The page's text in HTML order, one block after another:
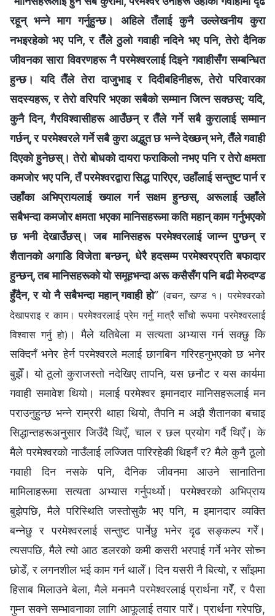
रहून् भन्ने माग गर्नुहुन्छ। अहिले तँलाई कुनै उल्लेखनीय कुरा
नभइरहेको भए पनि, र तैँले ठुलो गवाही नदिने भए पनि, तेरो दैनिक
जीवनका सारा विवरणहरू नै परमेश्‍वरलाई दिइने गवाहीसँग सम्बन्धित
हुन्छ। यदि तैँले तेरा दाजुभाइ र दिदीबहिनीहरू, तेरो परिवारका
सदस्यहरू, र तेरो वरिपरि भएका सबैको सम्मान जित्न सक्छस्; यदि,
कुनै दिन, गैरविश्‍वासीहरू आउँछन् र तैँले गर्ने सबै कुरालाई सम्मान
गर्छन्, र परमेश्‍वरले गर्ने सबै कुरा अद्भुत छ भन्‍ने देख्छन् भने, तैँले गवाही
दिएको हुनेछस्। तेरो बोधको दायरा फराकिलो नभए पनि र तेरो क्षमता
कमजोर भए पनि, तँ परमेश्‍वरद्वारा सिद्ध पारिएर, उहाँलाई सन्तुष्ट पार्न र
उहाँका अभिप्रायलाई ख्याल गर्न सक्षम हुन्छस्, अरूलाई उहाँले
सबैभन्दा कमजोर क्षमता भएका मानिसहरूमा कति महान् काम गर्नुभएको
छ भनी देखाउँछस्। जब मानिसहरू परमेश्‍वरलाई जान्न पुग्छन् र
शैतानको अगाडि विजेता बन्छन्, धेरै हदसम्म परमेश्‍वरप्रति बफादार
हुन्छन्, तब मानिसहरूको यो समूहभन्दा अरू कसैसँग पनि बढी मेरुदण्ड
हुँदैन, र यो नै सबैभन्दा महान् गवाही हो” (वचन, खण्ड १। परमेश्‍वरको
देखापराइ र काम। परमेश्‍वरलाई प्रेम गर्नु मात्रै साँचो रूपमा परमेश्‍वरलाई
विश्‍वास गर्नु हो) । मैले यतिबेला म सत्यता अभ्यास गर्न सक्छु कि
सक्दिनँ भनेर हेर्न परमेश्‍वरले मलाई छानबिन गरिरहनुभएको छ भनेर
बुझेँ। यो ठूलो कुराजस्तो नदेखिए तापनि, यस छनौट र यस कार्यमा
गवाही समावेश थियो। मलाई परमेश्‍वर इमानदार मानिसहरूलाई मन
पराउनुहुन्छ भन्ने राम्ररी थाहा थियो, तैपनि म अझै शैतानका बचाइ
सिद्धान्तहरूअनुसार जिउँदै थिएँ, चाल र छल प्रयोग गर्दै थिएँ। के
मैले परमेश्‍वरको नाउँलाई लज्जित पारिरहेकी थिइनँ र? मैले कुनै ठूलो
गवाही दिन नसके पनि, दैनिक जीवनमा आउने सानातिना
मामिलाहरूमा सत्यता अभ्यास गर्नुपर्थ्यो। परमेश्‍वरको अभिप्राय
बुझेपछि, मैले परिस्थिति जस्तोसुकै भए पनि, म इमानदार व्यक्ति
बन्नेछु र परमेश्‍वरलाई सन्तुष्ट पार्नेछु भनेर दृढ सङ्कल्प गरेँ।
त्यसपछि, मैले त्यो आठ डलरको कमी कसरी भरपाई गर्ने भनेर सोच्न
छोडेँ, र लगनशील भई काम गर्न थालेँ। दिन यसरी नै बित्यो, र साँझमा
हिसाब मिलाउने बेला, मैले मनमनै परमेश्‍वरलाई प्रार्थना गरेँ, र पैसा
गुम्न सक्ने सम्भावनाका लागि आफूलाई तयार पारेँ। प्रार्थना गरेपछि,